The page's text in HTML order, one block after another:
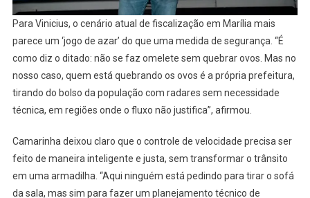
Para Vinicius, o cenário atual de fiscalização em Marília mais
parece um ‘jogo de azar’ do que uma medida de segurança. “É
como diz o ditado: não se faz omelete sem quebrar ovos. Mas no
nosso caso, quem está quebrando os ovos é a própria prefeitura,
tirando do bolso da população com radares sem necessidade
técnica, em regiões onde o fluxo não justifica”, afirmou.
Camarinha deixou claro que o controle de velocidade precisa ser
feito de maneira inteligente e justa, sem transformar o trânsito
em uma armadilha. “Aqui ninguém está pedindo para tirar o sofá
da sala, mas sim para fazer um planejamento técnico de